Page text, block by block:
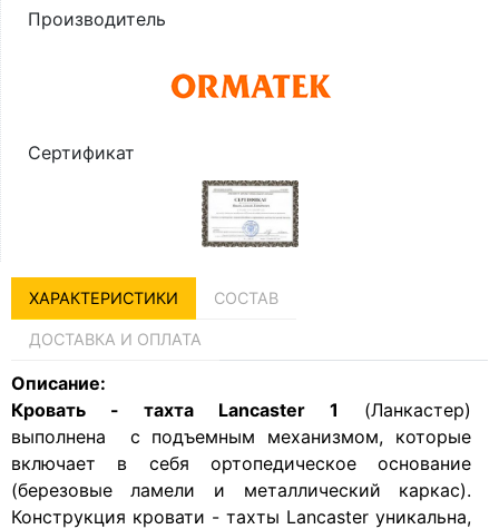
Производитель
Сертификат
ХАРАКТЕРИСТИКИ СОСТАВ
ДОСТАВКА И ОПЛАТА
Описание:
Кровать - тахта Lancaster 1
(Ланкастер)
выполнена с подъемным механизмом, которые
включает в себя ортопедическое основание
(березовые ламели и металлический каркас).
Конструкция кровати - тахты Lancaster уникальна,